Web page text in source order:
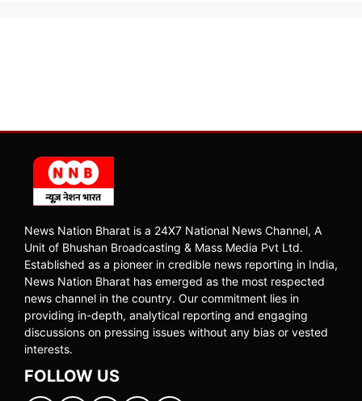
News Nation Bharat is a 24X7 National News Channel, A
Unit of Bhushan Broadcasting & Mass Media Pvt Ltd.
Established as a pioneer in credible news reporting in India,
News Nation Bharat has emerged as the most respected
news channel in the country. Our commitment lies in
providing in-depth, analytical reporting and engaging
discussions on pressing issues without any bias or vested
interests.
FOLLOW US